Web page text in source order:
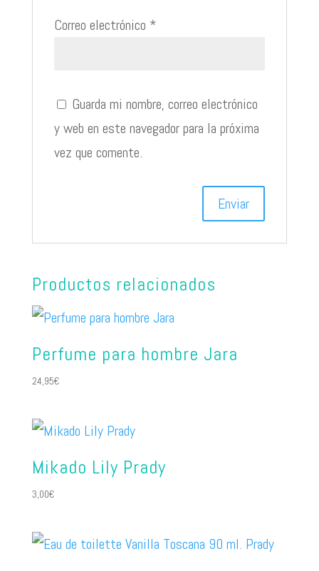
Correo electrónico *
Guarda mi nombre, correo electrónico
y web en este navegador para la próxima
vez que comente.
Productos relacionados
Perfume para hombre Jara
24,95€
Mikado Lily Prady
3,00€